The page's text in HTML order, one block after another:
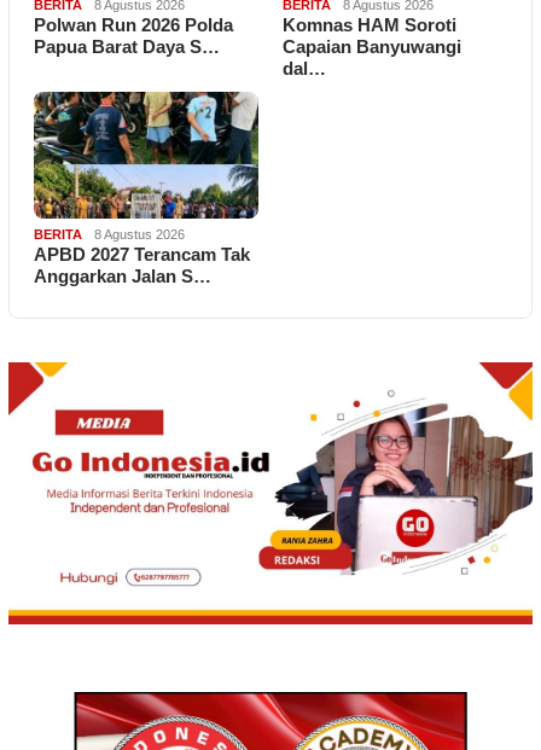
BERITA 8 Agustus 2026
Polwan Run 2026 Polda
Papua Barat Daya S…
BERITA 8 Agustus 2026
Komnas HAM Soroti
Capaian Banyuwangi
dal…
BERITA 8 Agustus 2026
APBD 2027 Terancam Tak
Anggarkan Jalan S…